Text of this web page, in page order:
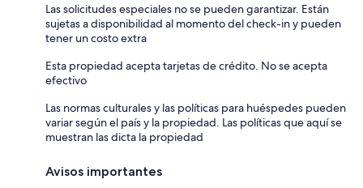
Las solicitudes especiales no se pueden garantizar. Están
sujetas a disponibilidad al momento del check-in y pueden
tener un costo extra
Esta propiedad acepta tarjetas de crédito. No se acepta
efectivo
Las normas culturales y las políticas para huéspedes pueden
variar según el país y la propiedad. Las políticas que aquí se
muestran las dicta la propiedad
Avisos importantes